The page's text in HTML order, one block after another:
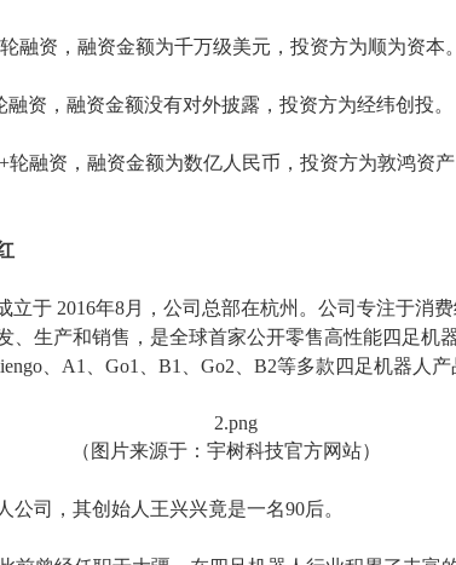
融资，融资金额为千万级美元，投资方为顺为资本。
融资，融资金额没有对外披露，投资方为经纬创投。
轮融资，融资金额为数亿人民币，投资方为敦鸿资
立于 2016年8月 ，公司总部在杭州。公司专注于消
、生产和销售，是全球首家公开零售高性能四足机
、A1、Go1、B1、Go2、B2等多款四足机器人产
（图片来源于：宇树科技官方网站）
公司，其创始人王兴兴竟是一名90后。